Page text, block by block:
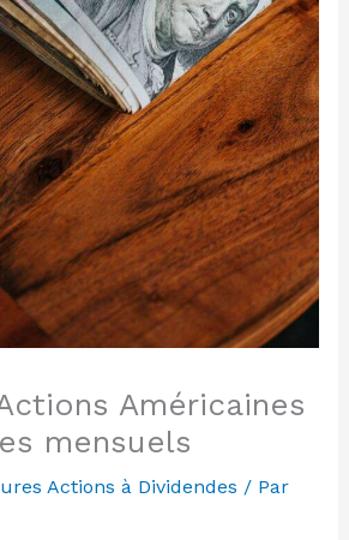
Américaines
mensuels
Actions à Dividendes / Par